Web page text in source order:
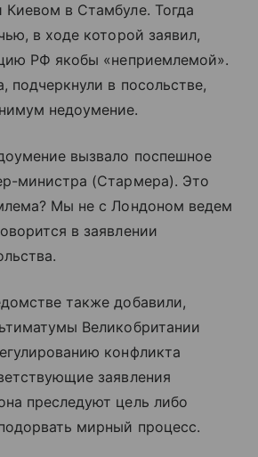
в Стамбуле. Тогда
в ходе которой заявил,
РФ якобы «неприемлемой».
подчеркнули в посольстве,
недоумение.
вызвало поспешное
министра (Стармера). Это
Мы не с Лондоном ведем
в заявлении
также добавили,
Великобритании
конфликта
заявления
преследуют цель либо
мирный процесс.